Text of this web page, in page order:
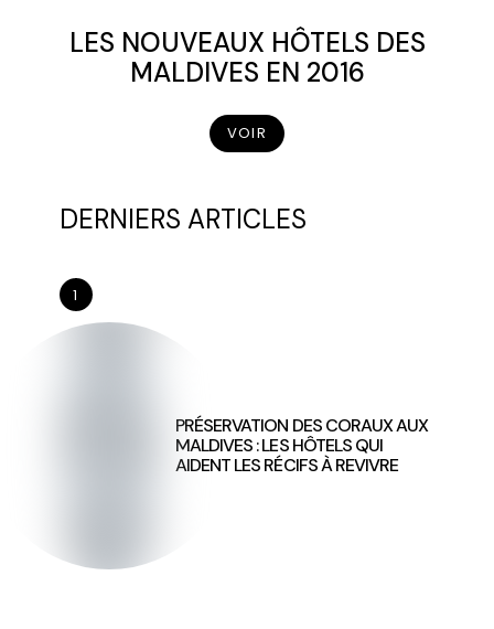
LES NOUVEAUX HÔTELS DES
MALDIVES EN 2016
VOIR
DERNIERS ARTICLES
1
PRÉSERVATION DES CORAUX AUX
MALDIVES : LES HÔTELS QUI
AIDENT LES RÉCIFS À REVIVRE